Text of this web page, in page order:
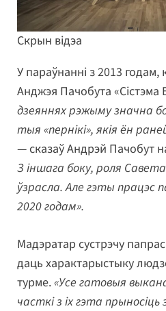
Скрын відэа
У параўнанні з 2013 годам,
Анджэя Пачобута «Сістэма
дзеяннях рэжыму значна
тыя «пернікі», якія ён
— сказаў Андрэй Пачобут
З іншага боку, роля
ўзрасла. Але гэты працэс
2020 годам».
Мадэратар сустрэчу
даць характарыстыку
турме.«Усе гатовыя
часткі з іх гэта